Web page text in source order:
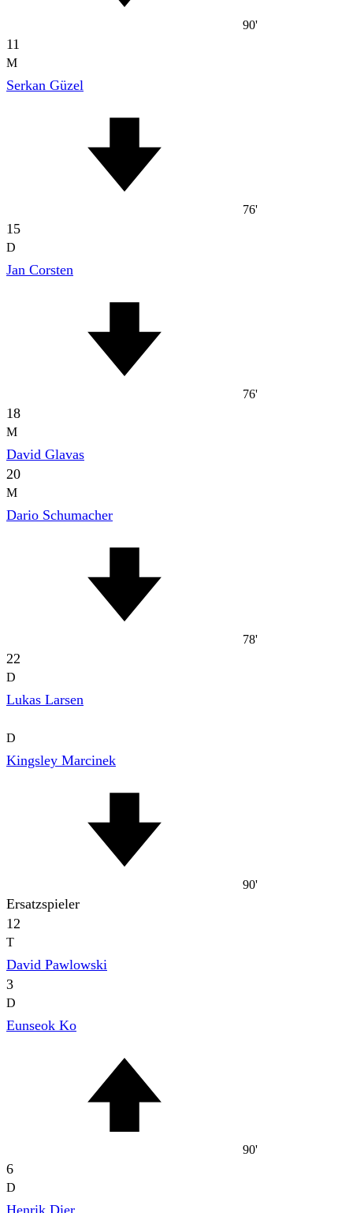
90'
11
M
Serkan Güzel
76'
15
D
Jan Corsten
76'
18
M
David Glavas
20
M
Dario Schumacher
78'
22
D
Lukas Larsen
D
Kingsley Marcinek
90'
Ersatzspieler
12
T
David Pawlowski
3
D
Eunseok Ko
90'
6
D
Henrik Dier